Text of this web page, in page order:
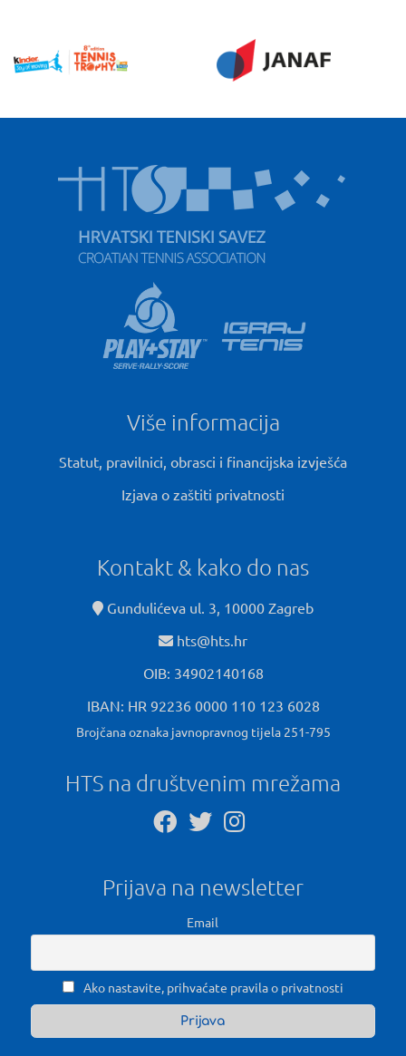
Više informacija
Statut, pravilnici, obrasci i financijska izvješća
Izjava o zaštiti privatnosti
Kontakt & kako do nas
Gundulićeva ul. 3, 10000 Zagreb
hts@hts.hr
OIB: 34902140168
IBAN: HR 92236 0000 110 123 6028
Brojčana oznaka javnopravnog tijela 251-795
HTS na društvenim mrežama
Prijava na newsletter
Email
Ako nastavite, prihvaćate pravila o privatnosti